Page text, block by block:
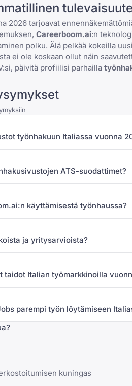
2026 tarjoavat
Careerboom.ai:n
polku. Älä pelkää kokeilla
ei ole koskaan ollut näin
päivitä profiilisi parhailla
työnhakuun Italiassa vuonna
ATS-suodattimet?
käyttämisestä työnhaussa?
ja yritysarvioista?
taidot Italian työmarkkinoilla
parempi työn löytämiseen
kuningas